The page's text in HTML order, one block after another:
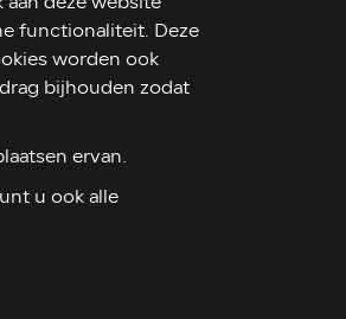
functionaliteit. Deze
worden ook
bijhouden zodat
ervan.
u ook alle